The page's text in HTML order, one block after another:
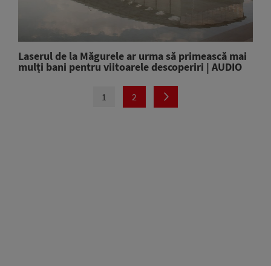
Laserul de la Măgurele ar urma să primească mai
mulți bani pentru viitoarele descoperiri | AUDIO
1 2